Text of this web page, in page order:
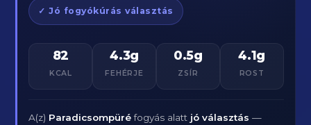
✓ Jó fogyókúrás választás
82
KCAL
4.3g
FEHÉRJE
0.5g
ZSÍR
4.1g
ROST
A(z) Paradicsompüréfogyás alatt jó választás —